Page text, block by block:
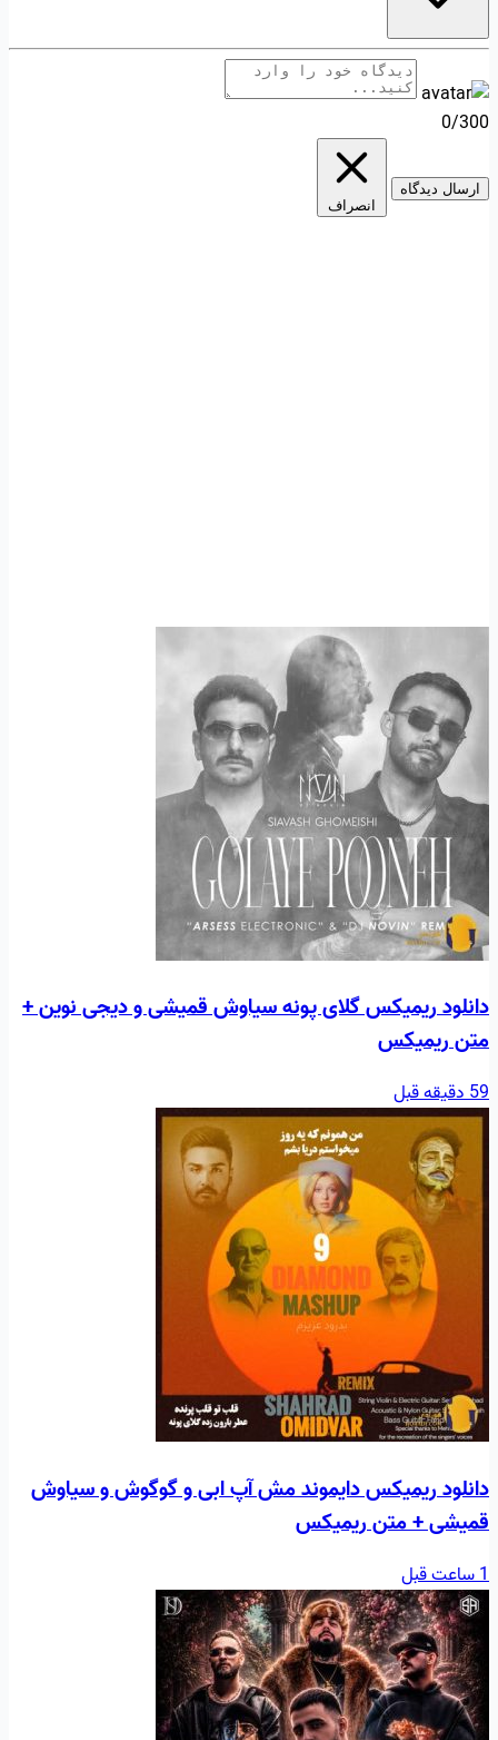
0/300
ارسال دیدگاه
انصراف
دانلود ریمیکس گلای پونه سیاوش قمیشی و دیجی نوین +
متن ریمیکس
59 دقیقه قبل
دانلود ریمیکس دایموند مش آپ ابی و گوگوش و سیاوش
قمیشی + متن ریمیکس
1 ساعت قبل